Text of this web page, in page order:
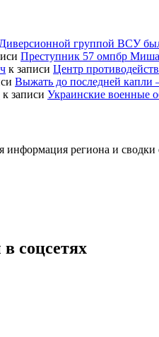
Диверсионной группой ВСУ
Преступник 57 омпбр
к записи Центр
Выжать до последней капли
к записи Украинские военные
региона и
соцсетях